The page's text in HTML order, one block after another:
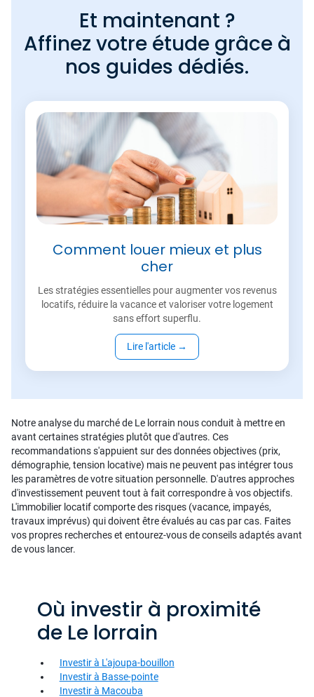
Et maintenant ?
Affinez votre étude grâce à
nos guides dédiés.
Comment louer mieux et plus
cher
Les stratégies essentielles pour augmenter vos revenus
locatifs, réduire la vacance et valoriser votre logement
sans effort superflu.
Lire l'article →
Notre analyse du marché de Le lorrain nous conduit à mettre en
avant certaines stratégies plutôt que d'autres. Ces
recommandations s'appuient sur des données objectives (prix,
démographie, tension locative) mais ne peuvent pas intégrer tous
les paramètres de votre situation personnelle. D'autres approches
d'investissement peuvent tout à fait correspondre à vos objectifs.
L'immobilier locatif comporte des risques (vacance, impayés,
travaux imprévus) qui doivent être évalués au cas par cas. Faites
vos propres recherches et entourez-vous de conseils adaptés avant
de vous lancer.
Où investir à proximité
de Le lorrain
Investir à L'ajoupa-bouillon
Investir à Basse-pointe
Investir à Macouba